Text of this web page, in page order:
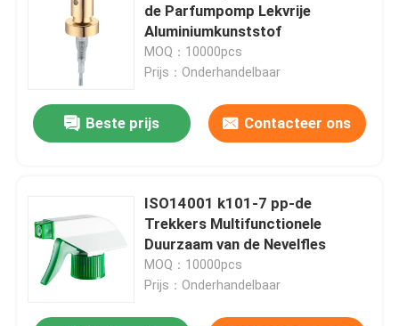
de Parfumpomp Lekvrije
Aluminiumkunststof
MOQ：10000pcs
Prijs：Onderhandelbaar
Beste prijs Contacteer ons
ISO14001 k101-7 pp-de
Trekkers Multifunctionele
Duurzaam van de Nevelfles
MOQ：10000pcs
Prijs：Onderhandelbaar